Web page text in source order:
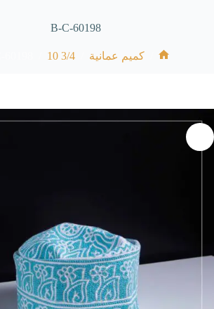
B-C-60198
كميم عمانية 3/4 10